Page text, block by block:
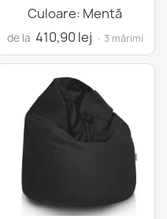
Culoare: Mentă
de la 410,90 lej · 3 mărimi